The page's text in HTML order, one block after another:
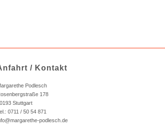
/ Kontakt
Podlesch
178
Stuttgart
0711 / 50 54 871
podlesch.de